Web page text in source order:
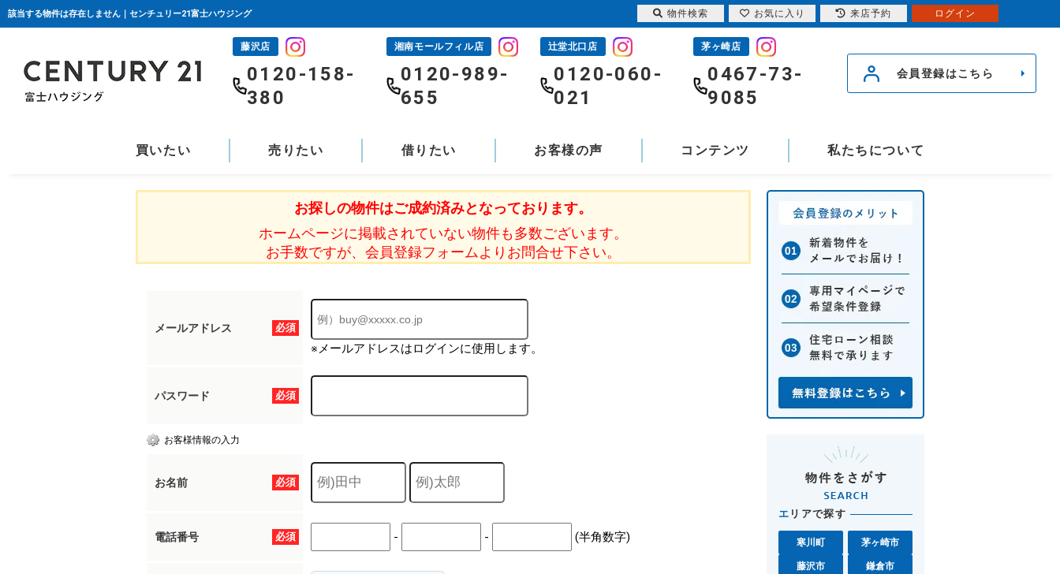
該当する物件は存在しません｜センチュリー21富士ハウジング
藤沢店
0120-158-
380
湘南モールフィル店
0120-989-
655
辻堂北口店
0120-060-
021
茅ヶ崎店
0467-73-
9085
会員登録はこちら
買いたい 売りたい 借りたい お客様の声 コンテンツ 私たちについて
お探しの物件はご成約済みとなっております。
ホームページに掲載されていない物件も多数ございます。
お手数ですが、会員登録フォームよりお問合せ下さい。
必須
メールアドレス
※メールアドレスはログインに使用します。
必須
パスワード
お客様情報の入力
必須
お名前
必須
電話番号 - - (半角数字)
エ リアで探す
寒川町 茅ヶ崎市
藤沢市 鎌倉市
物件検索 お気に入り 来店予約 ログイン